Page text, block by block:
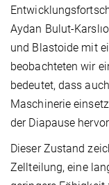
Aydan Bulut-
und Blastoide mit
beobachteten wir
bedeutet, dass
Maschinerie
der Diapause
Dieser Zustand
Zellteilung, eine